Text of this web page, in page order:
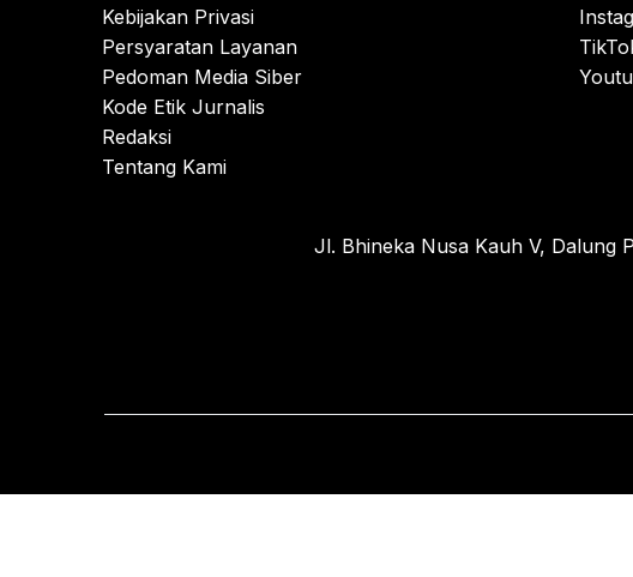
Kebijakan Privasi
Persyaratan Layanan
Pedoman Media Siber
Kode Etik Jurnalis
Redaksi
Tentang Kami
Jl. Bhineka Nusa Kauh V, Dalung